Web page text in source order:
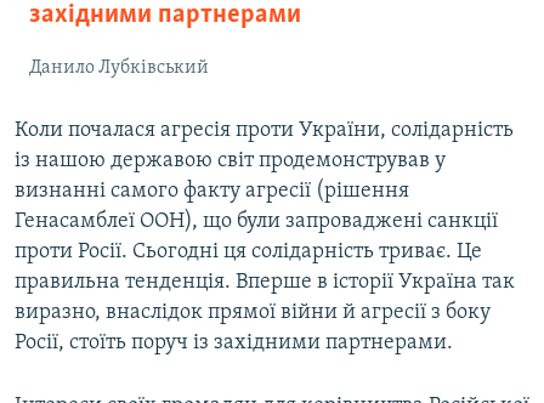
західними партнерами
Данило Лубківський
Коли почалася агресія проти України, солідарність
із нашою державою світ продемонстрував у
визнанні самого факту агресії (рішення
Генасамблеї ООН), що були запроваджені санкції
проти Росії. Сьогодні ця солідарність триває. Це
правильна тенденція. Вперше в історії Україна так
виразно, внаслідок прямої війни й агресії з боку
Росії, стоїть поруч із західними партнерами.